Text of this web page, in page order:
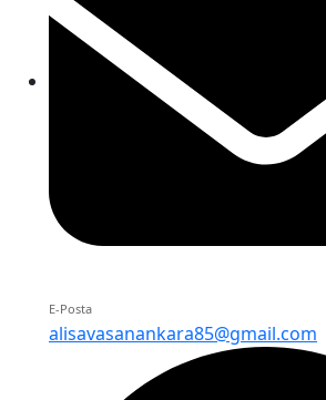
E-Posta
alisavasanankara85@gmail.com